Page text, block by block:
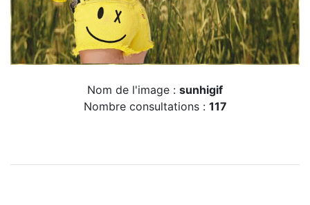
Nom de l'image : sunhigif
Nombre consultations : 117